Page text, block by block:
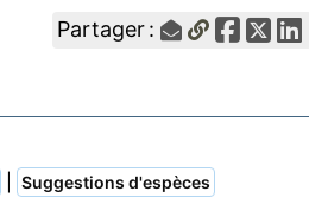
Partager :
Suggestions d'espèces